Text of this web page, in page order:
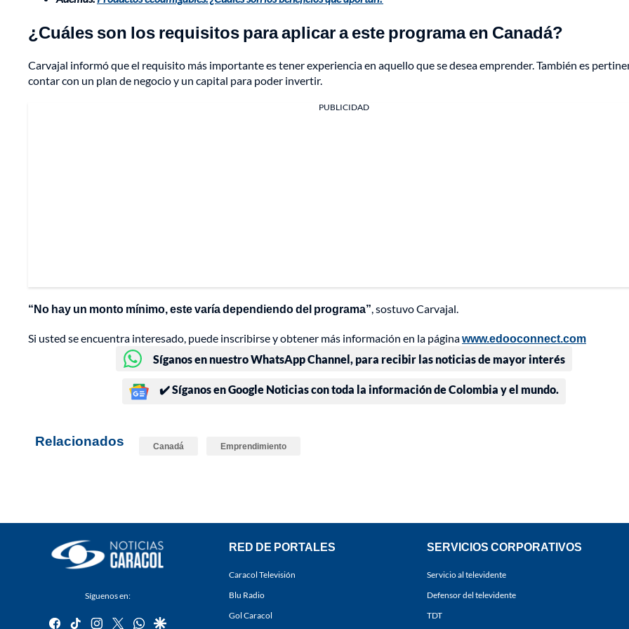
¿Cuáles son los requisitos para aplicar a este programa en Canadá?
Carvajal informó que el requisito más importante es tener experiencia en aquello que se desea emprender. También es
contar con un plan de negocio y un capital para poder invertir.
PUBLICIDAD
“No hay un monto mínimo, este varía dependiendo del programa”, sostuvo Carvajal.
Si usted se encuentra interesado, puede inscribirse y obtener más información en la páginawww.edooconnect.com
Síganos en nuestro WhatsApp Channel, para recibir las noticias de mayor interés
✔️ Síganos en Google Noticias con toda la información de Colombia y el mundo.
Relacionados Canadá Emprendimiento
Síguenos en:
facebook
tiktok instagram
twitterwhatsapp
google
RED DE PORTALES
Caracol Televisión
Blu Radio
Gol Caracol
SERVICIOS CORPORATIVOS
Servicio al televidente
Defensor del televidente
TDT